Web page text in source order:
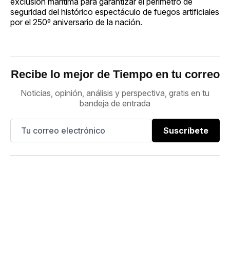
seguridad del histórico espectáculo de fuegos artificiales
por el 250º aniversario de la nación.
Recibe lo mejor de Tiempo en tu correo
Noticias, opinión, análisis y perspectiva, gratis en tu
bandeja de entrada
Suscríbete